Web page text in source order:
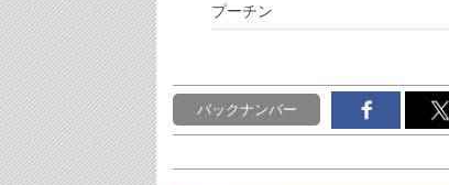
プーチン
バックナンバー